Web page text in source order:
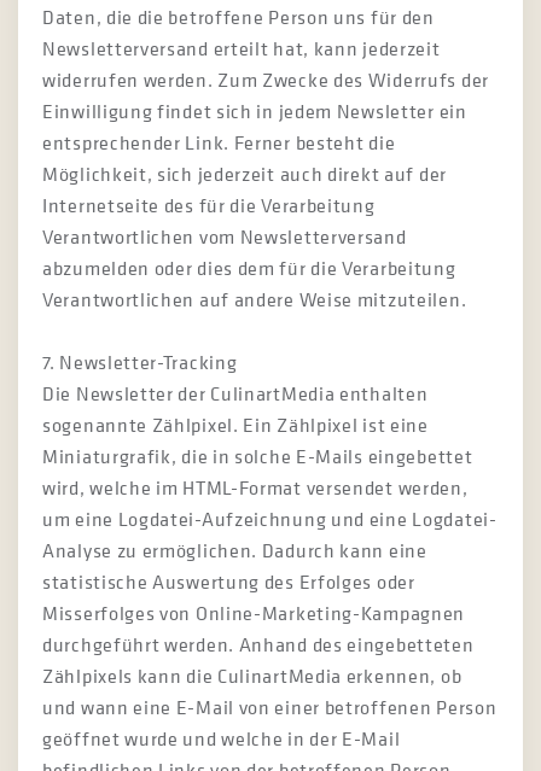
Daten, die die betroffene Person uns für den
Newsletterversand erteilt hat, kann jederzeit
widerrufen werden. Zum Zwecke des Widerrufs der
Einwilligung findet sich in jedem Newsletter ein
entsprechender Link. Ferner besteht die
Möglichkeit, sich jederzeit auch direkt auf der
Internetseite des für die Verarbeitung
Verantwortlichen vom Newsletterversand
abzumelden oder dies dem für die Verarbeitung
Verantwortlichen auf andere Weise mitzuteilen.
7. Newsletter-Tracking
Die Newsletter der CulinartMedia enthalten
sogenannte Zählpixel. Ein Zählpixel ist eine
Miniaturgrafik, die in solche E-Mails eingebettet
wird, welche im HTML-Format versendet werden,
um eine Logdatei-Aufzeichnung und eine Logdatei-
Analyse zu ermöglichen. Dadurch kann eine
statistische Auswertung des Erfolges oder
Misserfolges von Online-Marketing-Kampagnen
durchgeführt werden. Anhand des eingebetteten
Zählpixels kann die CulinartMedia erkennen, ob
und wann eine E-Mail von einer betroffenen Person
geöffnet wurde und welche in der E-Mail